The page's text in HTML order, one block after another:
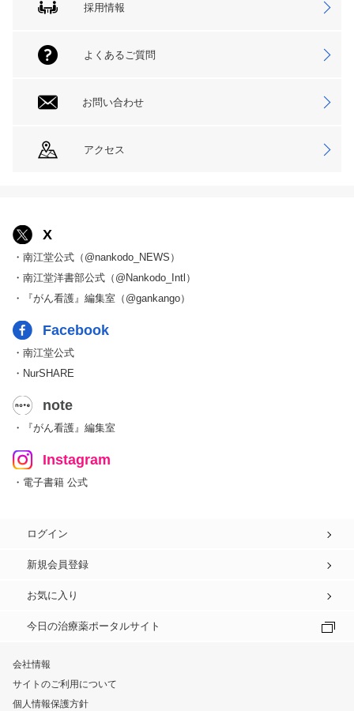
採用情報
よくあるご質問
お問い合わせ
アクセス
X
・南江堂公式（@nankodo_NEWS）
・南江堂洋書部公式（@Nankodo_Intl）
・『がん看護』編集室（@gankango）
Facebook
・南江堂公式
・NurSHARE
note
・『がん看護』編集室
Instagram
・電子書籍 公式
ログイン
新規会員登録
お気に入り
今日の治療薬ポータルサイト
会社情報
サイトのご利用について
個人情報保護方針